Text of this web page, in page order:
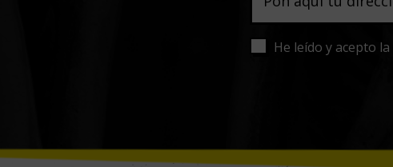
He leído y acepto la